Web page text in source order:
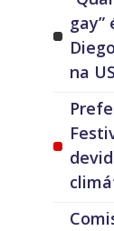
gay”
na